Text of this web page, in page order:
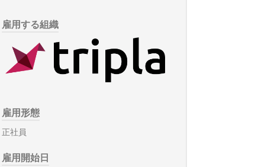
雇用する組織
雇用形態
正社員
雇用開始日